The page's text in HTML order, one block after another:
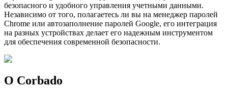
безопасного и удобного управления учетными данными.
Независимо от того, полагаетесь ли вы на менеджер паролей
Chrome или автозаполнение паролей Google, его интеграция
на разных устройствах делает его надежным инструментом
для обеспечения современной безопасности.
О Corbado